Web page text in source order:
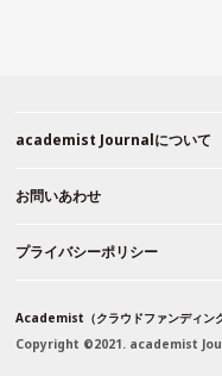
academist Journalについて
お問いあわせ
プライバシーポリシー
Academist（クラウドファンディン
Copyright ©2021. academist